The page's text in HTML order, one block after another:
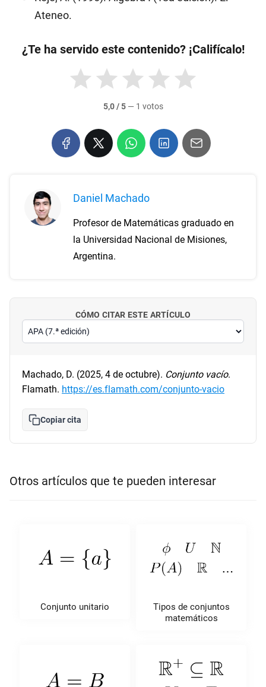
Ateneo.
¿Te ha servido este contenido? ¡Califícalo!
5,0 / 5— 1 votos
Daniel Machado
Profesor de Matemáticas graduado en
la Universidad Nacional de Misiones,
Argentina.
CÓMO CITAR ESTE ARTÍCULO
Machado, D. (2025, 4 de octubre). Conjunto vacío.
Flamath. https://es.flamath.com/conjunto-vacio
Copiar cita
Otros artículos que te pueden interesar
Conjunto unitario
Tipos de conjuntos
matemáticos